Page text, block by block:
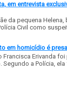
em entrevista
da pequena Helena,
Civil como
em homicídio é
Erivanda
a Polícia, ela